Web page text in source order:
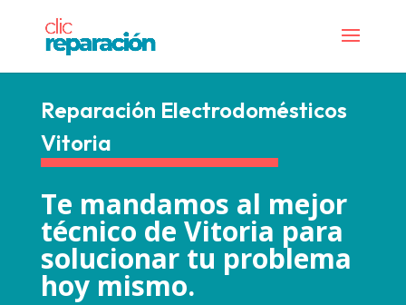
Reparación Electrodomésticos
Vitoria
Te mandamos al mejor
técnico de Vitoria para
solucionar tu problema
hoy mismo.